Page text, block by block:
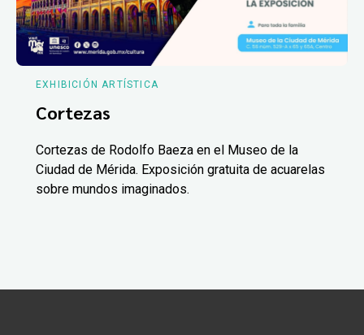
EXHIBICIÓN ARTÍSTICA
Cortezas
Cortezas de Rodolfo Baeza en el Museo de la
Ciudad de Mérida. Exposición gratuita de acuarelas
sobre mundos imaginados.